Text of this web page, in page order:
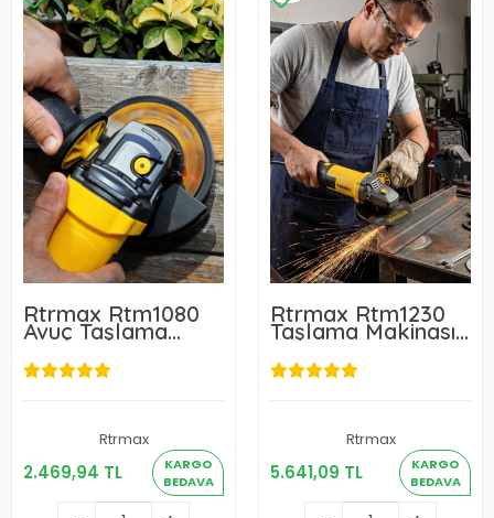
Rtrmax Rtm1080
Avuç Taşlama
750W 115mm
Rtrmax
2.469,94 TL
KARGO
BEDAVA
2.469,94 TL
Sepete Ekle
Rtrmax Rtm1230
Taşlama Makinası
2300W 230mm
Rtrmax
5.641,09 TL
KARGO
BEDAVA
5.641,09 TL
Sepete Ekle